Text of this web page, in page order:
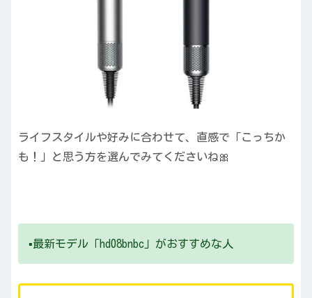
ライフスタイルや好みに合わせて、直感で「こっちか
も！」と思う方を選んでみてくださいね🎀
▪️最新モデル「hd08bnbc」がおすすめな人